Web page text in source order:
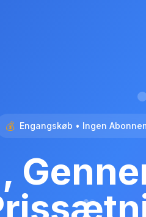
💰 Engangskøb • Ingen